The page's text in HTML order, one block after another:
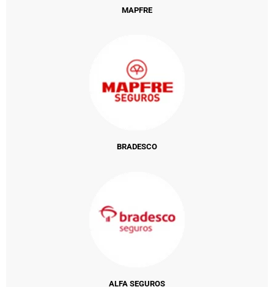
MAPFRE
BRADESCO
ALFA SEGUROS